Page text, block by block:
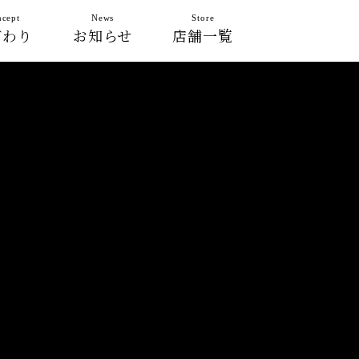
り お知らせ
News
店舗一覧
Store